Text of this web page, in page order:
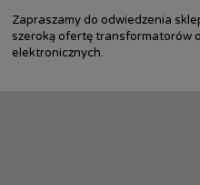
Zapraszamy do odwiedzenia
szeroką ofertę transformatorów
elektronicznych.